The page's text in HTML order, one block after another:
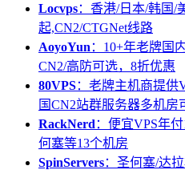
Locvps：香港/日本/韩国/
起,CN2/CTGNet线路
AoyoYun ：10+年老牌国
CN2/高防可选，8折优惠
80VPS：老牌主机商提供
国CN2站群服务器多机房
RackNerd ：便宜VPS年
何塞等13个机房
SpinServers：圣何塞/达